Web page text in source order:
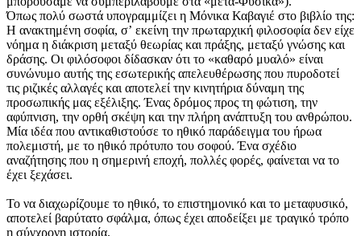
Όπως πολύ σωστά υπογραμμίζει η Μόνικα Καβαγιέ στο βιβλίο της:
Η ανακτημένη σοφία, σʼ εκείνη την πρωταρχική φιλοσοφία δεν είχε
νόημα η διάκριση μεταξύ θεωρίας και πράξης, μεταξύ γνώσης και
δράσης. Οι φιλόσοφοι δίδασκαν ότι το «καθαρό μυαλό» είναι
συνώνυμο αυτής της εσωτερικής απελευθέρωσης που πυροδοτεί
τις ριζικές αλλαγές και αποτελεί την κινητήρια δύναμη της
προσωπικής μας εξέλιξης. Ένας δρόμος προς τη φώτιση, την
αφύπνιση, την ορθή σκέψη και την πλήρη ανάπτυξη του ανθρώπου.
Μία ιδέα που αντικαθιστούσε το ηθικό παράδειγμα του ήρωα
πολεμιστή, με το ηθικό πρότυπο του σοφού. Ένα σχέδιο
αναζήτησης που η σημερινή εποχή, πολλές φορές, φαίνεται να το
έχει ξεχάσει.
Το να διαχωρίζουμε το ηθικό, το επιστημονικό και το μεταφυσικό,
αποτελεί βαρύτατο σφάλμα, όπως έχει αποδείξει με τραγικό τρόπο
η σύγχρονη ιστορία.